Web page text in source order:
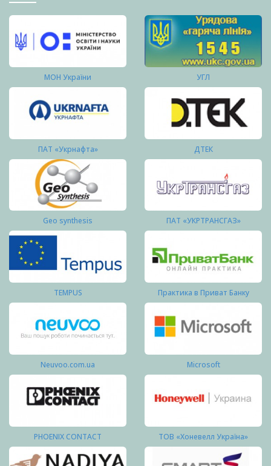
МОН України УГЛ
ПАТ «Укрнафта» ДТЕК
Geo synthesis ПАТ «УКРТРАНСГАЗ»
TEMPUS Практика в Приват Банку
Neuvoo.com.ua Microsoft
PHOENIX CONTACT ТОВ «Хоневелл Україна»